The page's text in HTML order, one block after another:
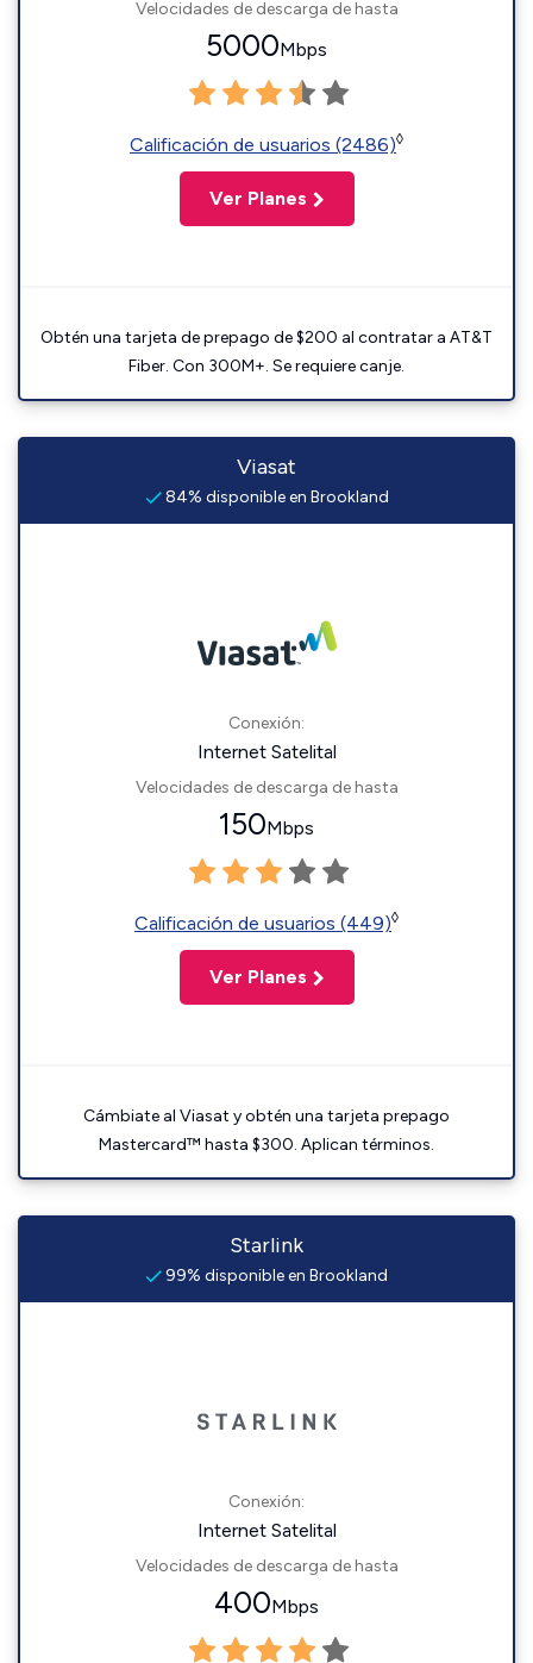
Velocidades de descarga de hasta
5000Mbps
Calificación de usuarios (2486)◊
Ver Planes
Obtén una tarjeta de prepago de $200 al contratar a AT&T
Fiber. Con 300M+. Se requiere canje.
Viasat
84% disponible en Brookland
Conexión:
Internet Satelital
Velocidades de descarga de hasta
150Mbps
Calificación de usuarios (449)◊
Ver Planes
Cámbiate al Viasat y obtén una tarjeta prepago
Mastercard™ hasta $300. Aplican términos.
Starlink
99% disponible en Brookland
Conexión:
Internet Satelital
Velocidades de descarga de hasta
400Mbps